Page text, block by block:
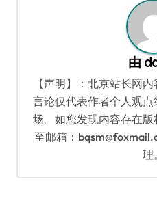
由
【声明】：北京站长网
言论仅代表作者个人观
场。如您发现内容存在
至邮箱：
理。